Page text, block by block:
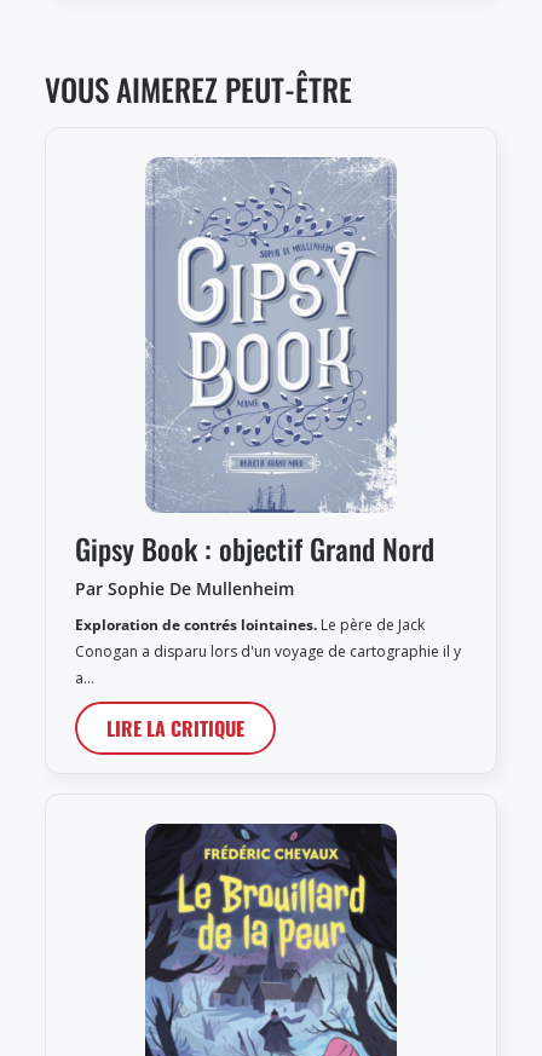
VOUS AIMEREZ PEUT-ÊTRE
Gipsy Book : objectif Grand Nord
Par Sophie De Mullenheim
Exploration de contrés lointaines. Le père de Jack
Conogan a disparu lors d'un voyage de cartographie il y
a…
LIRE LA CRITIQUE